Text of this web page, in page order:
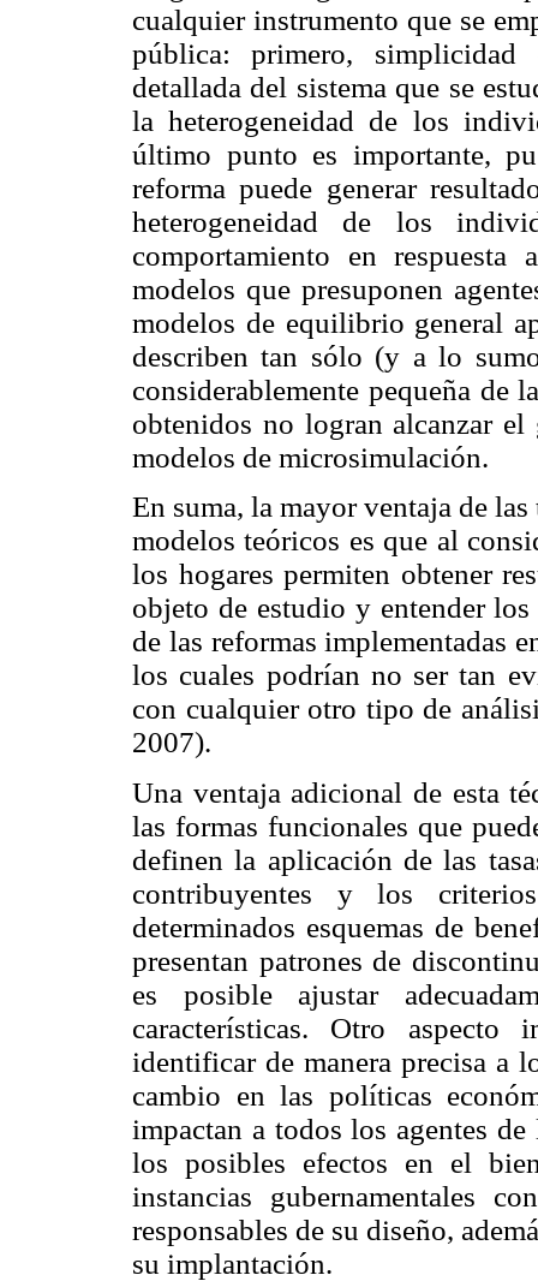
cualquier instrumento que se
pública: primero,
detallada del sistema que se
la heterogeneidad de los
último punto es importante,
reforma puede generar
heterogeneidad de los
comportamiento en
modelos que presuponen
modelos de equilibrio general
describen tan sólo (y a lo
considerablemente pequeña de
obtenidos no logran alcanzar
modelos de microsimulación.
En suma, la mayor ventaja de
modelos teóricos es que al
los hogares permiten obtener
objeto de estudio y entender
de las reformas implementadas
los cuales podrían no ser tan
con cualquier otro tipo de
2007).
Una ventaja adicional de esta
las formas funcionales que
definen la aplicación de las
contribuyentes y los
determinados esquemas de
presentan patrones de
es posible ajustar
características. Otro
identificar de manera precisa a
cambio en las políticas
impactan a todos los agentes
los posibles efectos en el
instancias gubernamentales
responsables de su diseño,
su implantación.